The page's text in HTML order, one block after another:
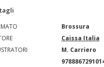
Brossura
Caissa Italia
M. Carriero